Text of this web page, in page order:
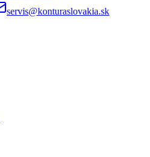
servis@konturaslovakia.sk